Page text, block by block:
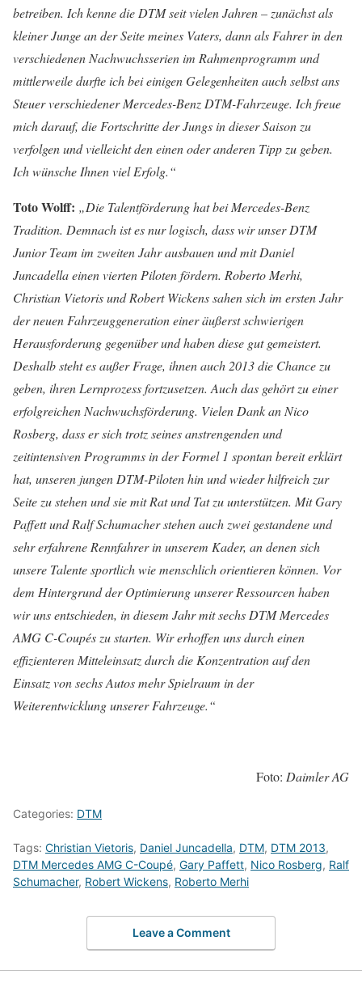
betreiben. Ich kenne die DTM seit vielen Jahren – zunächst als
kleiner Junge an der Seite meines Vaters, dann als Fahrer in den
verschiedenen Nachwuchsserien im Rahmenprogramm und
mittlerweile durfte ich bei einigen Gelegenheiten auch selbst ans
Steuer verschiedener Mercedes-Benz DTM-Fahrzeuge. Ich freue
mich darauf, die Fortschritte der Jungs in dieser Saison zu
verfolgen und vielleicht den einen oder anderen Tipp zu geben.
Ich wünsche Ihnen viel Erfolg.“
Toto Wolff: „Die Talentförderung hat bei Mercedes-Benz
Tradition. Demnach ist es nur logisch, dass wir unser DTM
Junior Team im zweiten Jahr ausbauen und mit Daniel
Juncadella einen vierten Piloten fördern. Roberto Merhi,
Christian Vietoris und Robert Wickens sahen sich im ersten Jahr
der neuen Fahrzeuggeneration einer äußerst schwierigen
Herausforderung gegenüber und haben diese gut gemeistert.
Deshalb steht es außer Frage, ihnen auch 2013 die Chance zu
geben, ihren Lernprozess fortzusetzen. Auch das gehört zu einer
erfolgreichen Nachwuchsförderung. Vielen Dank an Nico
Rosberg, dass er sich trotz seines anstrengenden und
zeitintensiven Programms in der Formel 1 spontan bereit erklärt
hat, unseren jungen DTM-Piloten hin und wieder hilfreich zur
Seite zu stehen und sie mit Rat und Tat zu unterstützen. Mit Gary
Paffett und Ralf Schumacher stehen auch zwei gestandene und
sehr erfahrene Rennfahrer in unserem Kader, an denen sich
unsere Talente sportlich wie menschlich orientieren können. Vor
dem Hintergrund der Optimierung unserer Ressourcen haben
wir uns entschieden, in diesem Jahr mit sechs DTM Mercedes
AMG C-Coupés zu starten. Wir erhoffen uns durch einen
effizienteren Mitteleinsatz durch die Konzentration auf den
Einsatz von sechs Autos mehr Spielraum in der
Weiterentwicklung unserer Fahrzeuge.“
Foto: Daimler AG
Categories: DTM
Tags: Christian Vietoris, Daniel Juncadella, DTM, DTM 2013,
DTM Mercedes AMG C-Coupé, Gary Paffett, Nico Rosberg, Ralf
Schumacher, Robert Wickens, Roberto Merhi
Leave a Comment